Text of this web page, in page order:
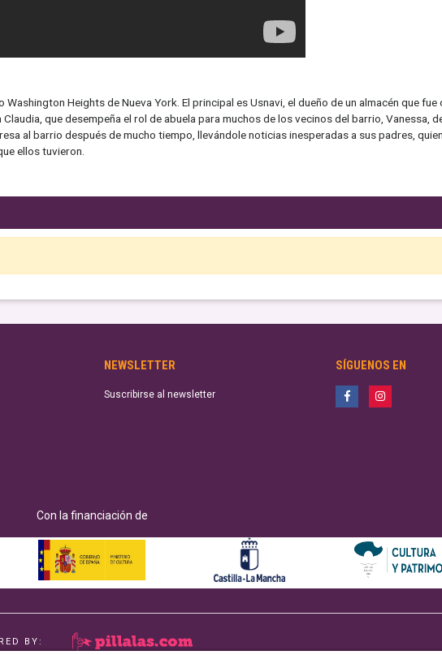
Heights de Nueva York. El principal es Usnavi, el dueño de un almacén que
que desempeña el rol de abuela para muchos de los vecinos del barrio, Vanessa,
al barrio después de mucho tiempo, llevándole noticias inesperadas a sus padres,
ellos tuvieron.
NEWSLETTER
Suscribirse al newsletter
SÍGUENOS EN
Con la financiación de
BY: